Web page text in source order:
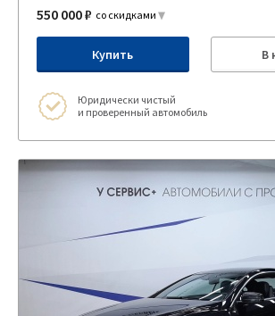
550 000 ₽ со скидками
Купить В
Юридически чистый
и проверенный автомобиль